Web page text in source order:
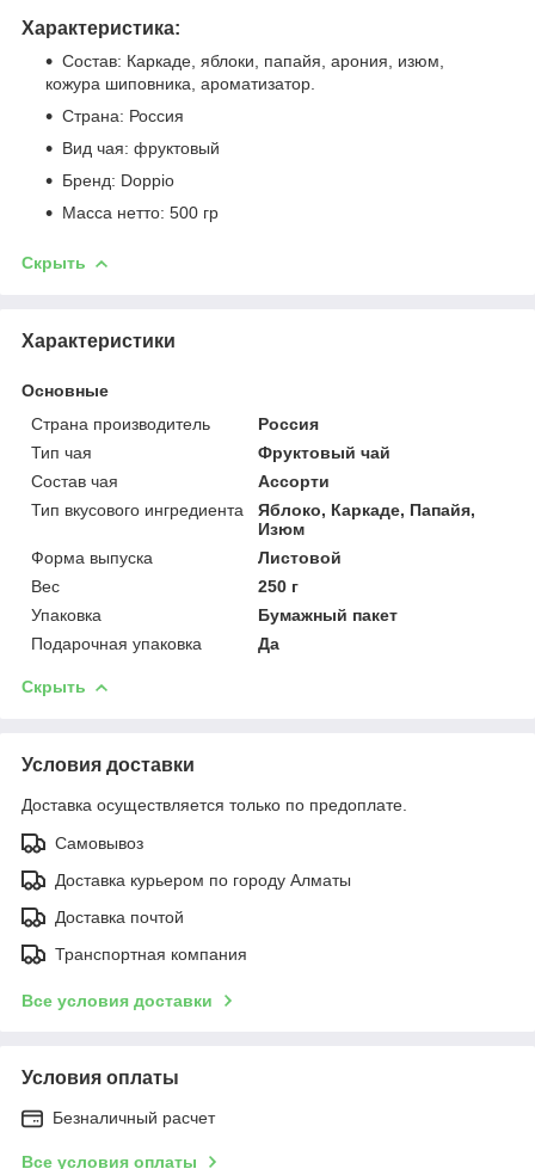
Характеристика:
Состав: Каркаде, яблоки, папайя, арония, изюм,
кожура шиповника, ароматизатор.
Страна: Россия
Вид чая: фруктовый
Бренд: Doppio
Масса нетто: 500 гр
Скрыть
Характеристики
Основные
Страна производитель
Россия
Тип чая
Фруктовый чай
Состав чая
Ассорти
Тип вкусового ингредиента
Яблоко, Каркаде, Папайя,
Изюм
Форма выпуска
Листовой
Вес
250 г
Упаковка
Бумажный пакет
Подарочная упаковка
Да
Скрыть
Условия доставки
Доставка осуществляется только по предоплате.
Самовывоз
Доставка курьером по городу Алматы
Доставка почтой
Транспортная компания
Все условия доставки
Условия оплаты
Безналичный расчет
Все условия оплаты